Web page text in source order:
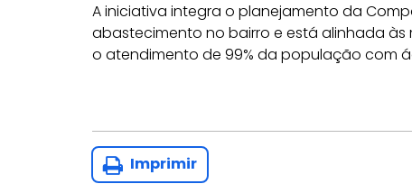
A iniciativa integra o planejamento da
abastecimento no bairro e está alinhada
o atendimento de 99% da população com
Imprimir